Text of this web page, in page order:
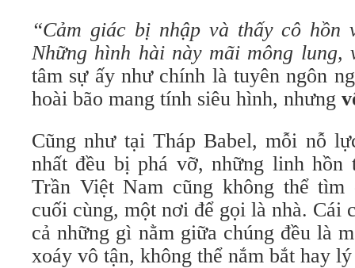
“Cảm giác bị nhập và thấy cô
Những hình hài này mãi mông
tâm sự ấy như chính là tuyên ngôn
hoài bão mang tính siêu hình, nhưng
Cũng như tại Tháp Babel, mỗi nỗ
nhất đều bị phá vỡ, những linh hồn
Trần Việt Nam cũng không thể tìm
cuối cùng, một nơi để gọi là nhà. Cái
cả những gì nằm giữa chúng đều là
xoáy vô tận, không thể nắm bắt hay